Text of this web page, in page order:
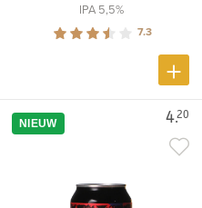
IPA 5,5%
7.3
4.20
NIEUW